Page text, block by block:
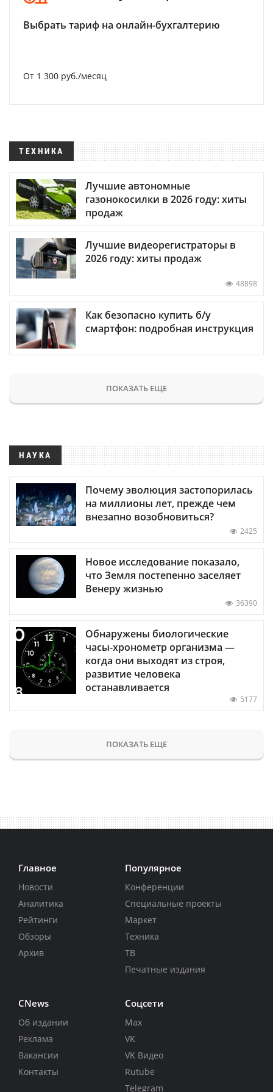
Выбрать тариф на онлайн-бухгалтерию
От 1 300 руб./месяц
ТЕХНИКА
Лучшие автономные
газонокосилки в 2026 году: хиты
продаж
Лучшие видеорегистраторы в
2026 году: хиты продаж
48898
Как безопасно купить б/у
смартфон: подробная инструкция
ПОКАЗАТЬ ЕЩЕ
НАУКА
Почему эволюция застопорилась
на миллионы лет, прежде чем
внезапно возобновиться?
2425
Новое исследование показало,
что Земля постепенно заселяет
Венеру жизнью
36390
Обнаружены биологические
часы-хронометр организма —
когда они выходят из строя,
развитие человека
останавливается
5177
ПОКАЗАТЬ ЕЩЕ
Главное
Новости
Аналитика
Рейтинги
Обзоры
Архив
Популярное
Конференции
Специальные проекты
Маркет
Техника
ТВ
Печатные издания
CNews
Об издании
Реклама
Вакансии
Контакты
Соцсети
Max
VK
VK Видео
Rutube
Telegram